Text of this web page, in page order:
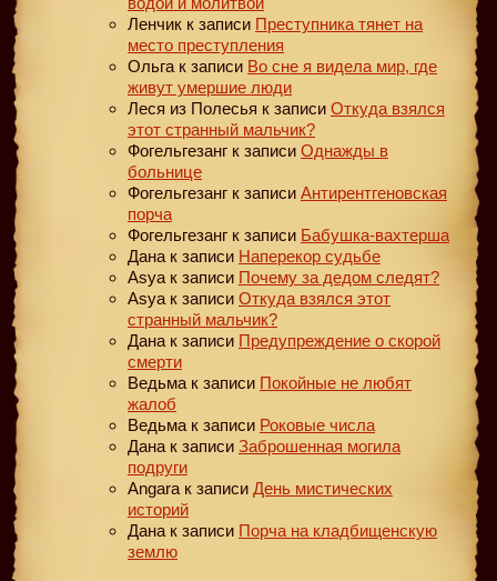
Ленчик к записи Преступника тянет на
место преступления
Ольга к записи Во сне я видела мир, где
живут умершие люди
Леся из Полесья к записи Откуда взялся
этот странный мальчик?
Фогельгезанг к записи Однажды в
больнице
Фогельгезанг к записи Антирентгеновская
порча
Фогельгезанг к записи Бабушка-вахтерша
Дана к записи Наперекор судьбе
Asya к записи Почему за дедом следят?
Asya к записи Откуда взялся этот
странный мальчик?
Дана к записи Предупреждение о скорой
смерти
Ведьма к записи Покойные не любят
жалоб
Ведьма к записи Роковые числа
Дана к записи Заброшенная могила
подруги
Angara к записи День мистических
историй
Дана к записи Порча на кладбищенскую
землю